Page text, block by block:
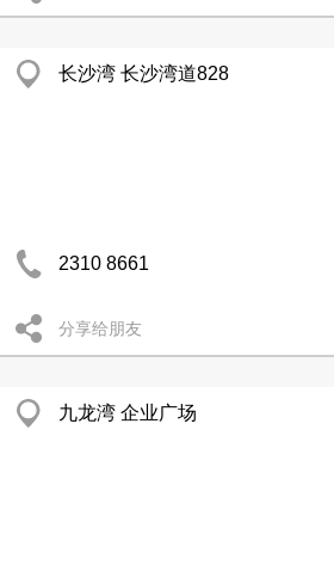
长沙湾 长沙湾道828
2310 8661
分享给朋友
九龙湾 企业广场